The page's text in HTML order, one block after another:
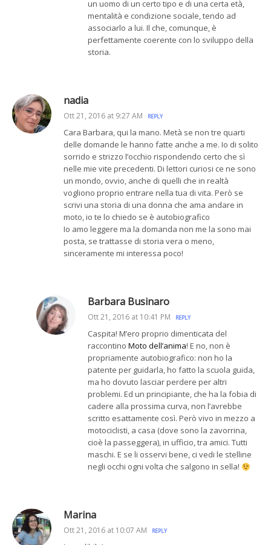
un uomo di un certo tipo e di una certa età,
mentalità e condizione sociale, tendo ad
associarlo a lui. Il che, comunque, è
perfettamente coerente con lo sviluppo della
storia.
nadia
Ott 21, 2016 at 9:27 AM REPLY
Cara Barbara, qui la mano. Metà se non tre quarti
delle domande le hanno fatte anche a me. Io di solito
sorrido e strizzo l’occhio rispondendo certo che sì
nelle mie vite precedenti. Di lettori curiosi ce ne sono
un mondo, ovvio, anche di quelli che in realtà
vogliono proprio entrare nella tua di vita. Però se
scrivi una storia di una donna che ama andare in
moto, io te lo chiedo se è autobiografico
Io amo leggere ma la domanda non me la sono mai
posta, se trattasse di storia vera o meno,
sinceramente mi interessa poco!
Barbara Businaro
Ott 21, 2016 at 10:41 PM REPLY
Caspita! M’ero proprio dimenticata del
raccontino Moto dell’anima! E no, non è
propriamente autobiografico: non ho la
patente per guidarla, ho fatto la scuola guida,
ma ho dovuto lasciar perdere per altri
problemi. Ed un principiante, che ha la fobia di
cadere alla prossima curva, non l’avrebbe
scritto esattamente così. Però vivo in mezzo a
motociclisti, a casa (dove sono la zavorrina,
cioè la passeggera), in ufficio, tra amici. Tutti
maschi. E se li osservi bene, ci vedi le stelline
negli occhi ogni volta che salgono in sella!
Marina
Ott 21, 2016 at 10:07 AM REPLY